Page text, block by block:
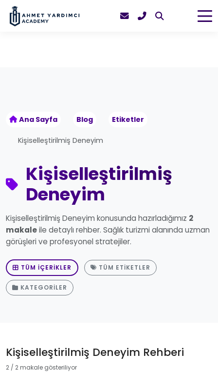
Ana Sayfa Blog Etiketler
Kişiselleştirilmiş Deneyim
Kişiselleştirilmiş
Deneyim
Kişiselleştirilmiş Deneyim konusunda hazırladığımız 2
makaleile detaylı rehber. Sağlık turizmi alanında uzman
görüşleri ve profesyonel stratejiler.
TÜM İÇERIKLER TÜM ETIKETLER
KATEGORILER
Kişiselleştirilmiş Deneyim Rehberi
2 / 2 makale gösteriliyor